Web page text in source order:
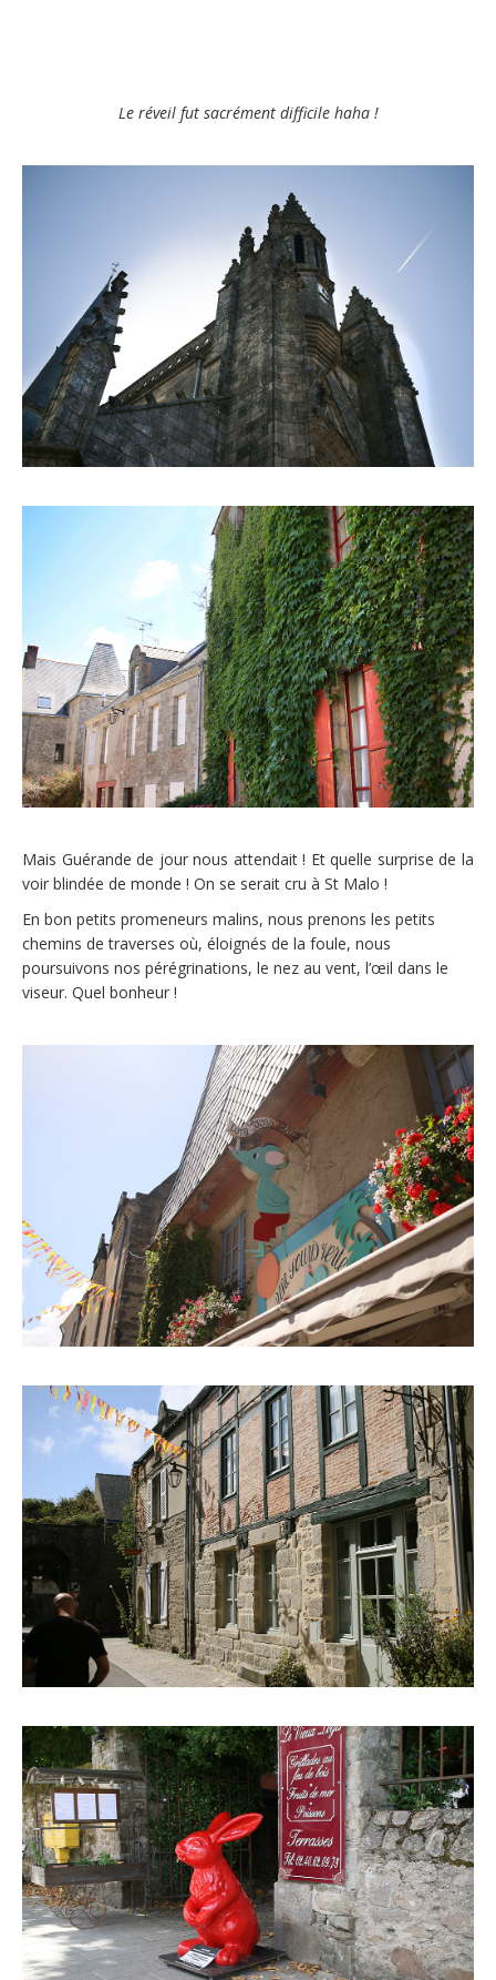
Le réveil fut sacrément difficile haha !
Mais Guérande de jour nous attendait ! Et quelle surprise de la
voir blindée de monde ! On se serait cru à St Malo !
En bon petits promeneurs malins, nous prenons les petits
chemins de traverses où, éloignés de la foule, nous
poursuivons nos pérégrinations, le nez au vent, l’œil dans le
viseur. Quel bonheur !